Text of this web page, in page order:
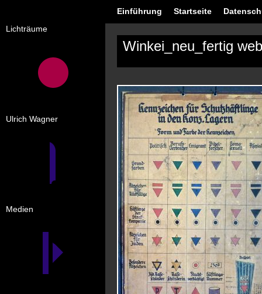
Lichträume
Ulrich Wagner
Medien
Einführung Startseite
Winkei_neu_fertig web